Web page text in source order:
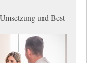
und Best